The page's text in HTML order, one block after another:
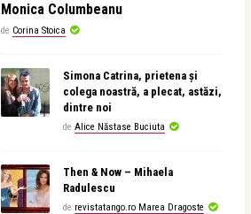
Monica Columbeanu
de Corina Stoica
Simona Catrina, prietena și
colega noastră, a plecat, astăzi,
dintre noi
de Alice Năstase Buciuta
Then & Now – Mihaela
Radulescu
de revistatango.ro Marea Dragoste